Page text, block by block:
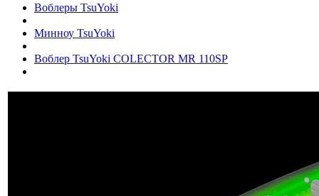
Воблеры TsuYoki
Минноу TsuYoki
Воблер TsuYoki COLECTOR MR 110SP